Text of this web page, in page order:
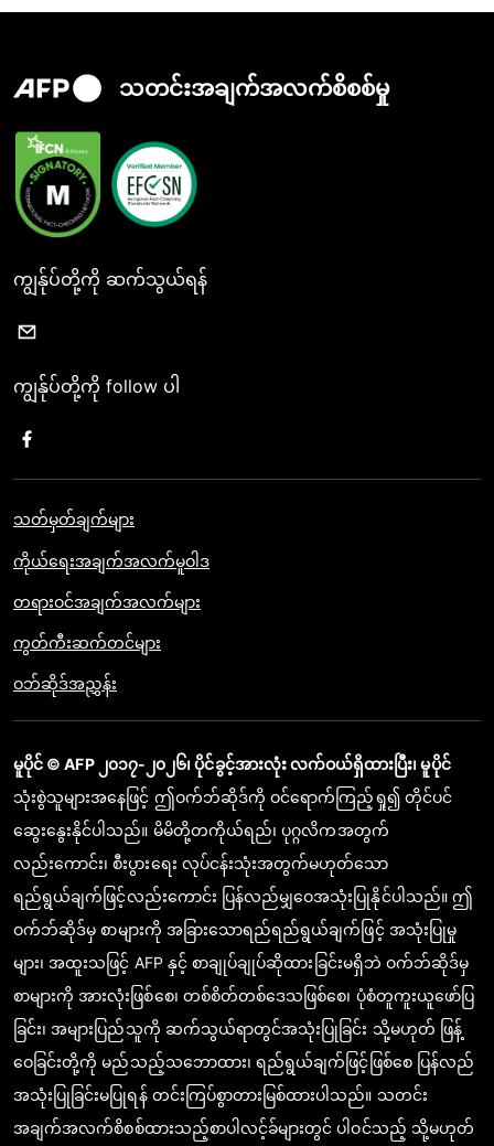
သတင်းအချက်အလက်စိစစ်မှု
ကျွန်ုပ်တို့ကို ဆက်သွယ်ရန်
ကျွန်ုပ်တို့ကို follow ပါ
သတ်မှတ်ချက်များ
ကိုယ်ရေးအချက်အလက်မူဝါဒ
တရားဝင်အချက်အလက်များ
ကွတ်ကီးဆက်တင်များ
ဝဘ်ဆိုဒ်အညွှန်း
မူပိုင် © AFP ၂၀၁၇-၂၀၂၆၊ ပိုင်ခွင့်အားလုံး လက်ဝယ်ရှိထားပြီး၊ မူပိုင်
သုံးစွဲသူများအနေဖြင့် ဤဝက်ဘ်ဆိုဒ်ကို ဝင်ရောက်ကြည့်ရှု၍ တိုင်ပင်
ဆွေးနွေးနိုင်ပါသည်။ မိမိတို့တကိုယ်ရည်၊ ပုဂ္ဂလိကအတွက်
လည်းကောင်း၊ စီးပွားရေး လုပ်ငန်းသုံးအတွက်မဟုတ်သော
ရည်ရွယ်ချက်ဖြင့်လည်းကောင်း ပြန်လည်မျှဝေအသုံးပြုနိုင်ပါသည်။ ဤ
ဝက်ဘ်ဆိုဒ်မှ စာများကို အခြားသောရည်ရည်ရွယ်ချက်ဖြင့် အသုံးပြုမှု
များ၊ အထူးသဖြင့် AFP နှင့် စာချုပ်ချုပ်ဆိုထားခြင်းမရှိဘဲ ဝက်ဘ်ဆိုဒ်မှ
စာများကို အားလုံးဖြစ်စေ၊ တစ်စိတ်တစ်ဒေသဖြစ်စေ၊ ပုံစံတူကူးယူဖော်ပြ
ခြင်း၊ အများပြည်သူကို ဆက်သွယ်ရာတွင်အသုံးပြုခြင်း သို့မဟုတ် ဖြန့်
ဝေခြင်းတို့ကို မည်သည့်သဘောထား၊ ရည်ရွယ်ချက်ဖြင့်ဖြစ်စေ ပြန်လည်
အသုံးပြုခြင်းမပြုရန် တင်းကြပ်စွာတားမြစ်ထားပါသည်။ သတင်း
အချက်အလက်စိစစ်ထားသည့်စာပါလင့်ခ်များတွင် ပါဝင်သည့် သို့မဟုတ်